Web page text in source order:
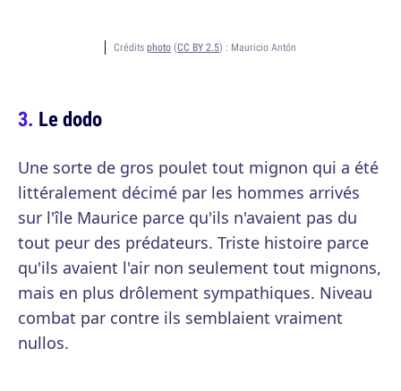
Crédits photo (CC BY 2.5) : Mauricio Antón
Le dodo
Une sorte de gros poulet tout mignon qui a été
littéralement décimé par les hommes arrivés
sur l'île Maurice parce qu'ils n'avaient pas du
tout peur des prédateurs. Triste histoire parce
qu'ils avaient l'air non seulement tout mignons,
mais en plus drôlement sympathiques. Niveau
combat par contre ils semblaient vraiment
nullos.